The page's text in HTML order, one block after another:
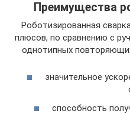
Преимущества
Роботизированная
плюсов, по сравнению с
однотипных
значительное
способность